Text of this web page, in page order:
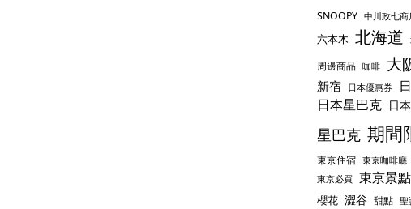
SNOOPY 中川政七商
六本木 北海道
周邊商品 咖啡 大
新宿 日本優惠券
日本星巴克 日
星巴克 期間
東京住宿 東京咖啡廳
東京必買 東京景點
櫻花 澀谷 甜點 聖